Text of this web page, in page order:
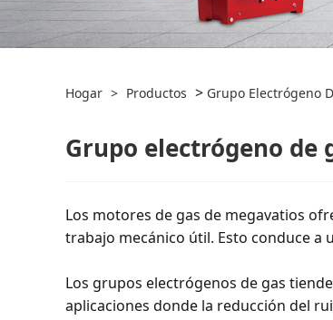
Hogar > Productos > Grupo Electrógeno
Grupo electrógeno de
Los motores de gas de megavatios
trabajo mecánico útil. Esto conduce a
Los grupos electrógenos de gas
aplicaciones donde la reducción del